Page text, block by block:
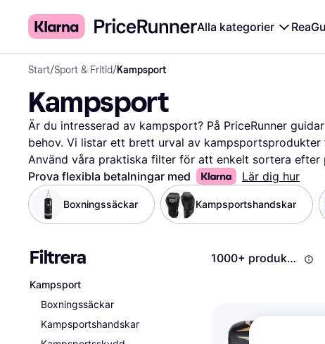
Alla kategorier Rea
Start/Sport & Fritid/Kampsport
Kampsport
Är du intresserad av kampsport? På PriceRunner
behov. Vi listar ett brett urval av
Använd våra praktiska filter för att enkelt sortera
användarrecensioner. Det hjälper dig att snabbt hitta
din budget. Oavsett om du letar efter handskar,
du jämföra priser och funktioner för att göra det rätta
från andra användare för att få en bättre förståelse
på ett och samma ställe. Börja här för att hitta den
Mer om kampsport »
Prova flexibla betalningar med Lär dig hur
Boxningssäckar Kampsportshandskar
Filtrera
Kampsport
Boxningssäckar
Kampsportshandskar
1000+ produkter